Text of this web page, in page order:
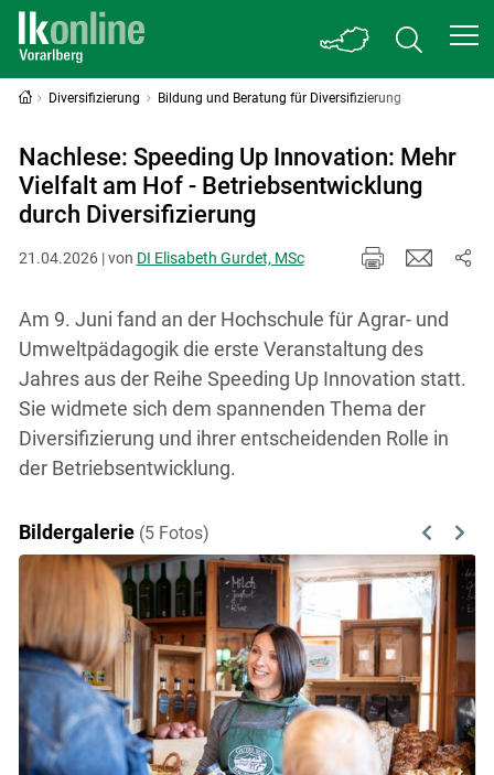
Diversifizierung Bildung und Beratung für Diversifizierung
Nachlese: Speeding Up Innovation: Mehr
Vielfalt am Hof - Betriebsentwicklung
durch Diversifizierung
21.04.2026 | von DI Elisabeth Gurdet, MSc
Am 9. Juni fand an der Hochschule für Agrar- und
Umweltpädagogik die erste Veranstaltung des
Jahres aus der Reihe Speeding Up Innovation statt.
Sie widmete sich dem spannenden Thema der
Diversifizierung und ihrer entscheidenden Rolle in
der Betriebsentwicklung.
Bildergalerie (5 Fotos) Previous
Next